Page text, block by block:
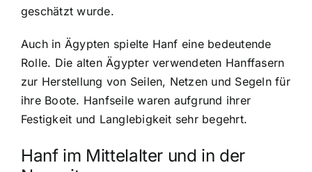
geschätzt wurde.
Auch in Ägypten spielte Hanf eine bedeutende
Rolle. Die alten Ägypter verwendeten Hanffasern
zur Herstellung von Seilen, Netzen und Segeln für
ihre Boote. Hanfseile waren aufgrund ihrer
Festigkeit und Langlebigkeit sehr begehrt.
Hanf im Mittelalter und in der